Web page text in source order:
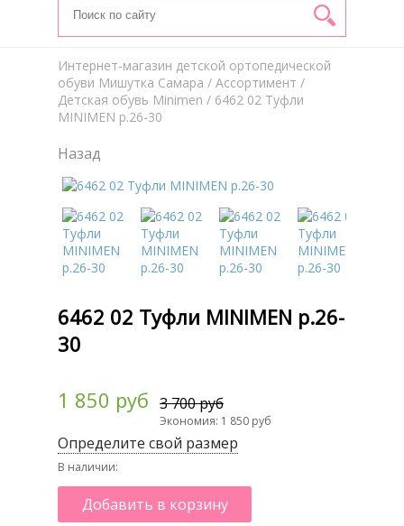
Интернет-магазин детской ортопедической
обуви Мишутка Самара / Aссортимент /
Детская обувь Minimen / 6462 02 Туфли
MINIMEN р.26-30
Назад
6462 02 Туфли MINIMEN р.26-
30
1 850 руб 3 700 руб
Экономия: 1 850 руб
Определите свой размер
В наличии:
Добавить в корзину